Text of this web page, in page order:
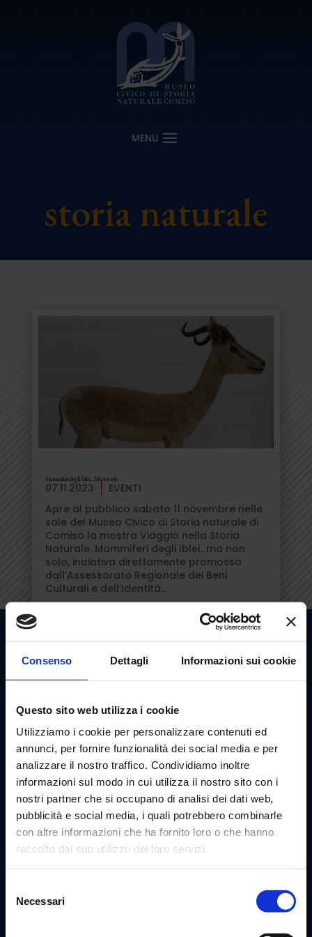
Consenso Dettagli Informazioni sui cookie
Questo sito web utilizza i cookie
Utilizziamo i cookie per personalizzare contenuti ed
annunci, per fornire funzionalità dei social media e per
analizzare il nostro traffico. Condividiamo inoltre
informazioni sul modo in cui utilizza il nostro sito con i
nostri partner che si occupano di analisi dei dati web,
pubblicità e social media, i quali potrebbero combinarle
con altre informazioni che ha fornito loro o che hanno
raccolto dal suo utilizzo dei loro servizi.
delNecessari
storia naturale
Mammiferi degli Iblei… Ma non solo
07.11.2023
EVENTI
Apre al pubblico sabato 11 novembre nelle
sale del Museo Civico di Storia naturale di
Comiso la mostra Viaggio nella Storia
Naturale. Mammiferi degli Iblei…ma non
solo, iniziativa direttamente promossa
dall’Assessorato Regionale dei Beni
Culturali e dell’Identità...
HOME MUSEO
MUSEO
INFO